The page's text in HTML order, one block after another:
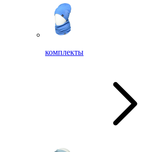
комплекты